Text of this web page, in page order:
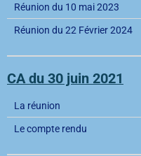
Réunion du 10 mai 2023
Réunion du 22 Février 2024
CA du 30 juin 2021
La réunion
Le compte rendu